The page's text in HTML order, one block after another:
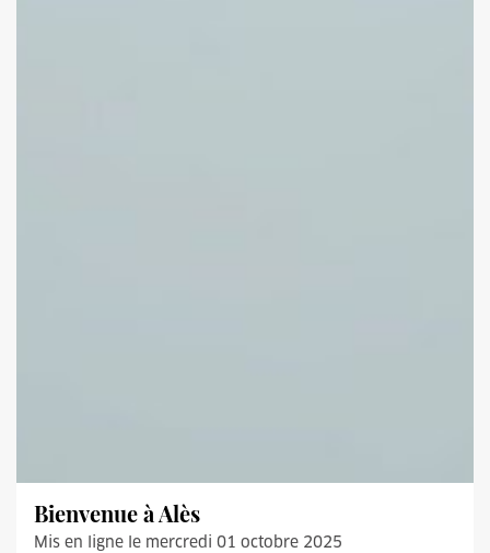
Bienvenue à Alès
Mis en ligne le mercredi 01 octobre 2025